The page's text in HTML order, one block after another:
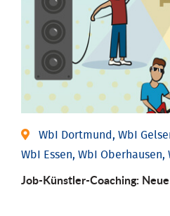
WbI Dortmund, WbI
WbI Essen, WbI Oberhausen,
Job-Künstler-Coaching: